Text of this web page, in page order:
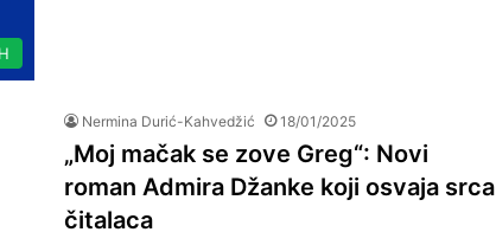
Nermina Durić-Kahvedžić 18/01/2025
„Moj mačak se zove Greg“: Novi
roman Admira Džanke koji osvaja srca
čitalaca